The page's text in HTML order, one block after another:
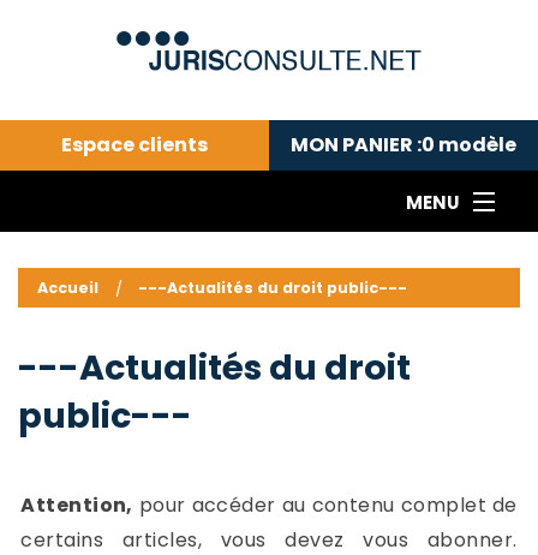
Espace clients MON PANIER :0 modèle
MENU
---Actualités du droit public---
Droit pénal---
Droit privé ---
Abonnement aux actualités
Accueil ---Actualités du droit public---
---Actualités du droit
public---
Attention, pour accéder au contenu complet de
certains articles, vous devez vous abonner.